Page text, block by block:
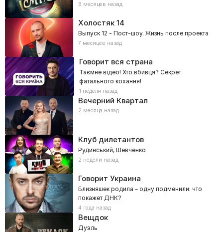
8 месяцев назад
Холостяк14
Выпуск 12 - Пост-шоу. Жизнь после проекта
7 месяцев назад
Говорит вся страна
Таємне відео! Хто вбивця? Секрет
фатального кохання!
1 неделя назад
Вечерний Квартал
2 месяца назад
Клуб дилетантов
Рудинський, Шевченко
2 недели назад
Говорит Украина
Близняшек родила – одну подменили: что
покажет ДНК?
4 года назад
Вещдок
Дуэль